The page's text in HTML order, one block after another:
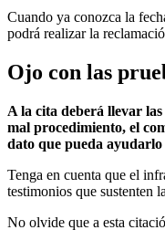
Cuando ya conozca la
podrá realizar la
Ojo con las
A la cita deberá llevar
mal procedimiento, el
dato que pueda
Tenga en cuenta que el
testimonios que sustenten
No olvide que a esta